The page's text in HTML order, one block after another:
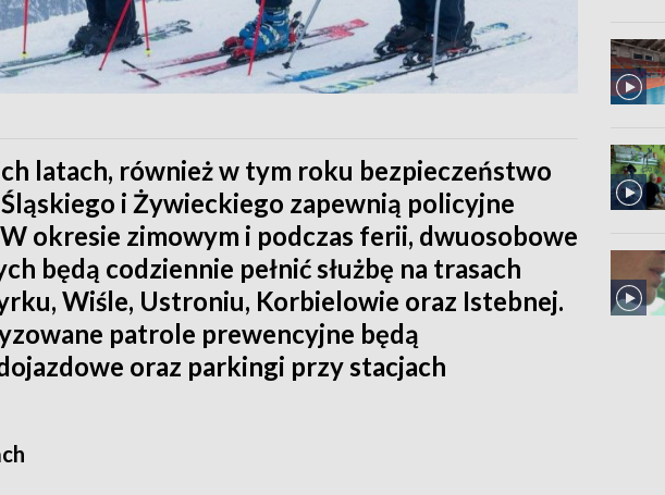
latach, również w tym roku bezpieczeństwo
i Żywieckiego zapewnią policyjne
okresie zimowym i podczas ferii, dwuosobowe
będą codziennie pełnić służbę na trasach
Wiśle, Ustroniu, Korbielowie oraz Istebnej.
patrole prewencyjne będą
oraz parkingi przy stacjach